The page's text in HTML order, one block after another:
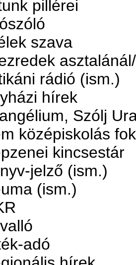
pillérei
szava
rádió (ism.)
hírek
Szólj
középiskolás
kincsestár
jelző (ism.)
(ism.)
adó